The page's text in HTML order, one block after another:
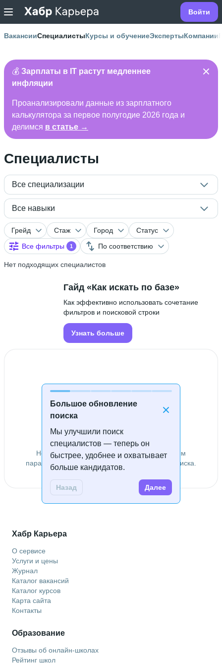
Войти
ВакансииСпециалистыКурсы и обучениеЭкспертыКомпании
💰 Зарплаты в IT растут медленнее
инфляции
Проанализировали данные из зарплатного
калькулятора за первое полугодие 2026 года и
делимся в статье →
Специалисты
Все специализации
Все навыки
Грейд Стаж Город
Статус
Все фильтры
1 По соответствию
Нет подходящих специалистов
Большое обновление
поиска
Мы улучшили поиск
специалистов — теперь он
быстрее, удобнее и охватывает
больше кандидатов.
Назад Далее
Гайд «Как искать по базе»
Как эффективно использовать сочетание
фильтров и поисковой строки
Узнать больше
Специалисты не найдены
Не удалось найти специалистов по заданным
параметрам. Попробуйте изменить условия поиска.
Хабр Карьера
О сервисе
Услуги и цены
Журнал
Каталог вакансий
Каталог курсов
Карта сайта
Контакты
Образование
Отзывы об онлайн-школах
Рейтинг школ